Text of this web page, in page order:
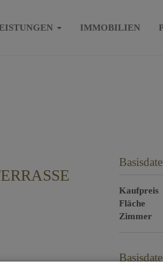
IMMOBILIEN
Kaufpreis
Fläche
Zimmer